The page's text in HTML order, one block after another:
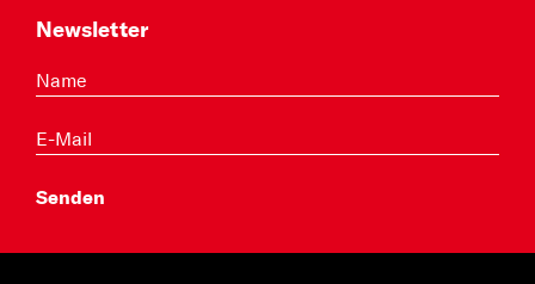
Newsletter